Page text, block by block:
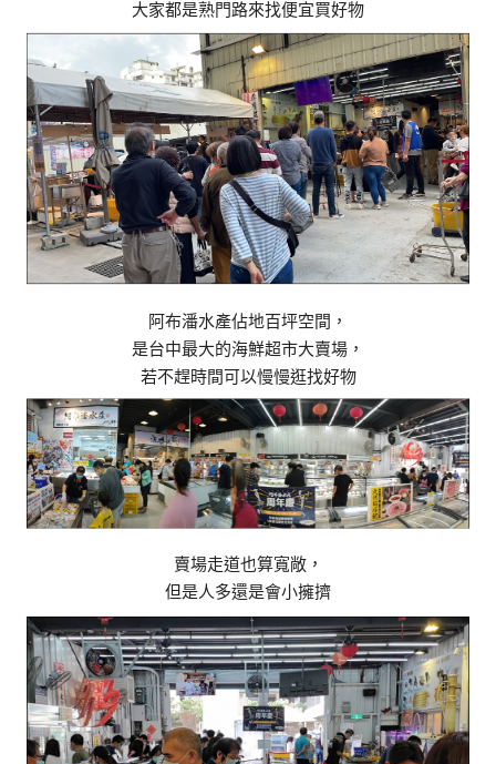
大家都是熟門路來找便宜買好物
阿布潘水產佔地百坪空間，
是台中最大的海鮮超市大賣場，
若不趕時間可以慢慢逛找好物
賣場走道也算寬敞，
但是人多還是會小擁擠